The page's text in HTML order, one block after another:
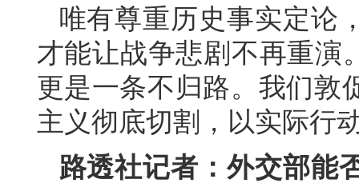
唯有尊重历史事实定论
才能让战争悲剧不再重演
更是一条不归路。我们敦
主义彻底切割，以实际行
路透社记者：外交部能